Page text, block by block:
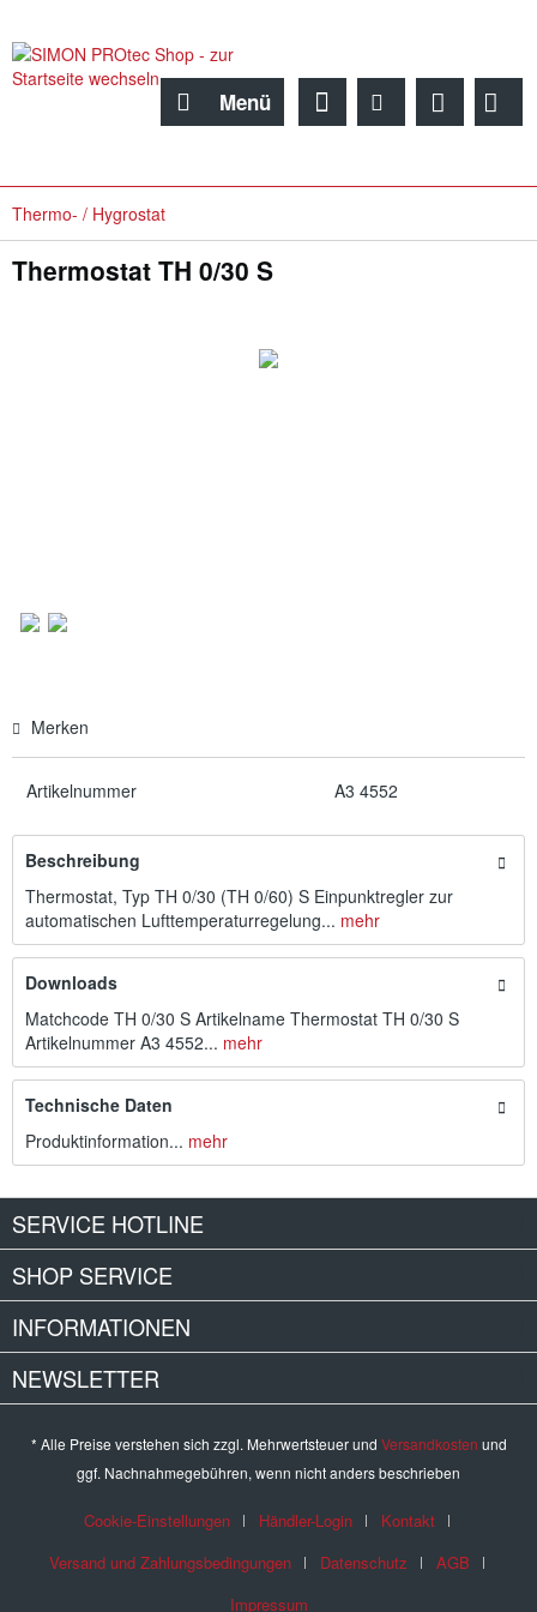
Menü
Thermo- / Hygrostat
Thermostat TH 0/30 S
Merken
Artikelnummer A3 4552
Beschreibung
Thermostat, Typ TH 0/30 (TH 0/60) S Einpunktregler zur
automatischen Lufttemperaturregelung... mehr
Downloads
Matchcode TH 0/30 S Artikelname Thermostat TH 0/30 S
Artikelnummer A3 4552... mehr
Technische Daten
Produktinformation... mehr
SERVICE HOTLINE
SHOP SERVICE
INFORMATIONEN
NEWSLETTER
* Alle Preise verstehen sich zzgl. Mehrwertsteuer und Versandkosten und
ggf. Nachnahmegebühren, wenn nicht anders beschrieben
Cookie-Einstellungen Händler-Login
Kontakt
Versand und Zahlungsbedingungen
Datenschutz
AGB
Impressum